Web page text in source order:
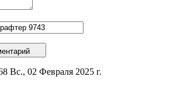
Вс., 02 Февраля 2025 г.